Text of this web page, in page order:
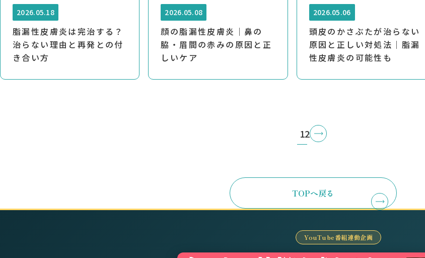
2026.05.18
脂漏性皮膚炎は完治する？
治らない理由と再発との付
き合い方
2026.05.08
顔の脂漏性皮膚炎｜鼻の
脇・眉間の赤みの原因と正
しいケア
2026.05.06
頭皮のかさぶたが治らない
原因と正しい対処法｜脂漏
性皮膚炎の可能性も
12
TOPへ戻る
YouTube番組連動企画